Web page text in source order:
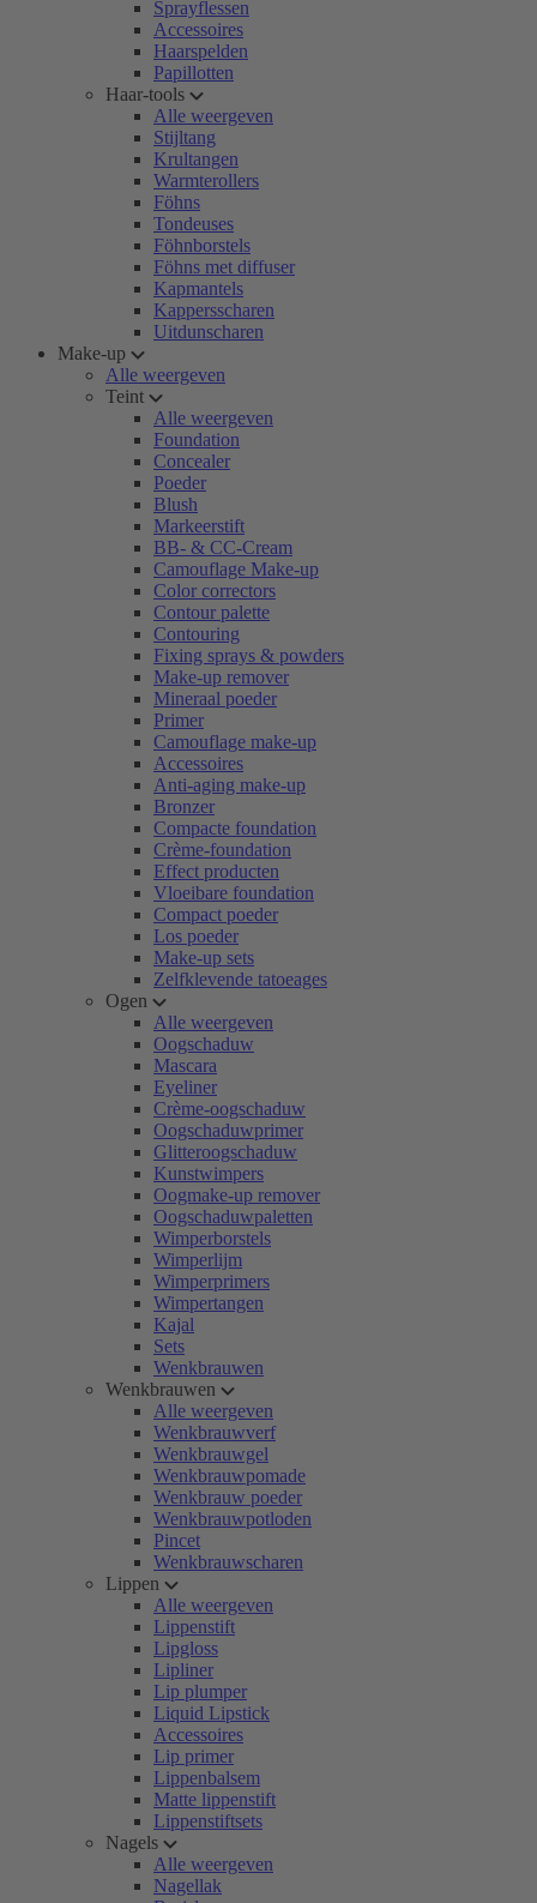
Sprayflessen
Accessoires
Haarspelden
Papillotten
Haar-tools
Alle weergeven
Stijltang
Krultangen
Warmterollers
Föhns
Tondeuses
Föhnborstels
Föhns met diffuser
Kapmantels
Kappersscharen
Uitdunscharen
Make-up
Alle weergeven
Teint
Alle weergeven
Foundation
Concealer
Poeder
Blush
Markeerstift
BB- & CC-Cream
Camouflage Make-up
Color correctors
Contour palette
Contouring
Fixing sprays & powders
Make-up remover
Mineraal poeder
Primer
Camouflage make-up
Accessoires
Anti-aging make-up
Bronzer
Compacte foundation
Crème-foundation
Effect producten
Vloeibare foundation
Compact poeder
Los poeder
Make-up sets
Zelfklevende tatoeages
Ogen
Alle weergeven
Oogschaduw
Mascara
Eyeliner
Crème-oogschaduw
Oogschaduwprimer
Glitteroogschaduw
Kunstwimpers
Oogmake-up remover
Oogschaduwpaletten
Wimperborstels
Wimperlijm
Wimperprimers
Wimpertangen
Kajal
Sets
Wenkbrauwen
Wenkbrauwen
Alle weergeven
Wenkbrauwverf
Wenkbrauwgel
Wenkbrauwpomade
Wenkbrauw poeder
Wenkbrauwpotloden
Pincet
Wenkbrauwscharen
Lippen
Alle weergeven
Lippenstift
Lipgloss
Lipliner
Lip plumper
Liquid Lipstick
Accessoires
Lip primer
Lippenbalsem
Matte lippenstift
Lippenstiftsets
Nagels
Alle weergeven
Nagellak